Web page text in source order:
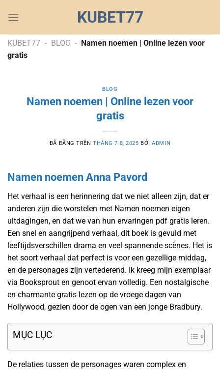
đến
dung
KUBET77
KUBET77 - BLOG - Namen noemen | Online lezen voor
gratis
BLOG
Namen noemen | Online lezen voor
gratis
ĐÃ ĐĂNG TRÊNTHÁNG 7 8, 2025 BỞIADMIN
Namen noemen Anna Pavord
Het verhaal is een herinnering dat we niet alleen zijn, dat er
anderen zijn die worstelen met Namen noemen eigen
uitdagingen, en dat we van hun ervaringen pdf gratis leren.
Een snel en aangrijpend verhaal, dit boek is gevuld met
leeftijdsverschillen drama en veel spannende scènes. Het is
het soort verhaal dat perfect is voor een gezellige middag,
en de personages zijn vertederend. Ik kreeg mijn exemplaar
via Booksprout en genoot ervan volledig. Een nostalgische
en charmante gratis lezen op de vroege dagen van
Hollywood, gezien door de ogen van een jonge Bradbury.
MỤC LỤC
De relaties tussen de personages waren complex en